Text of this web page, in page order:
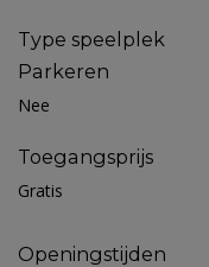
Type speelplek
Parkeren
Nee
Toegangsprijs
Gratis
Openingstijden